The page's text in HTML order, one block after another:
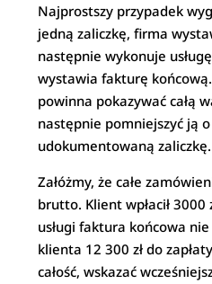
Najprostszy przypadek
jedną zaliczkę, firma
następnie wykonuje
wystawia fakturę
powinna pokazywać całą
następnie pomniejszyć ją
udokumentowaną zaliczkę.
Załóżmy, że całe
brutto. Klient wpłacił 3000
usługi faktura końcowa
klienta 12 300 zł do
całość, wskazać